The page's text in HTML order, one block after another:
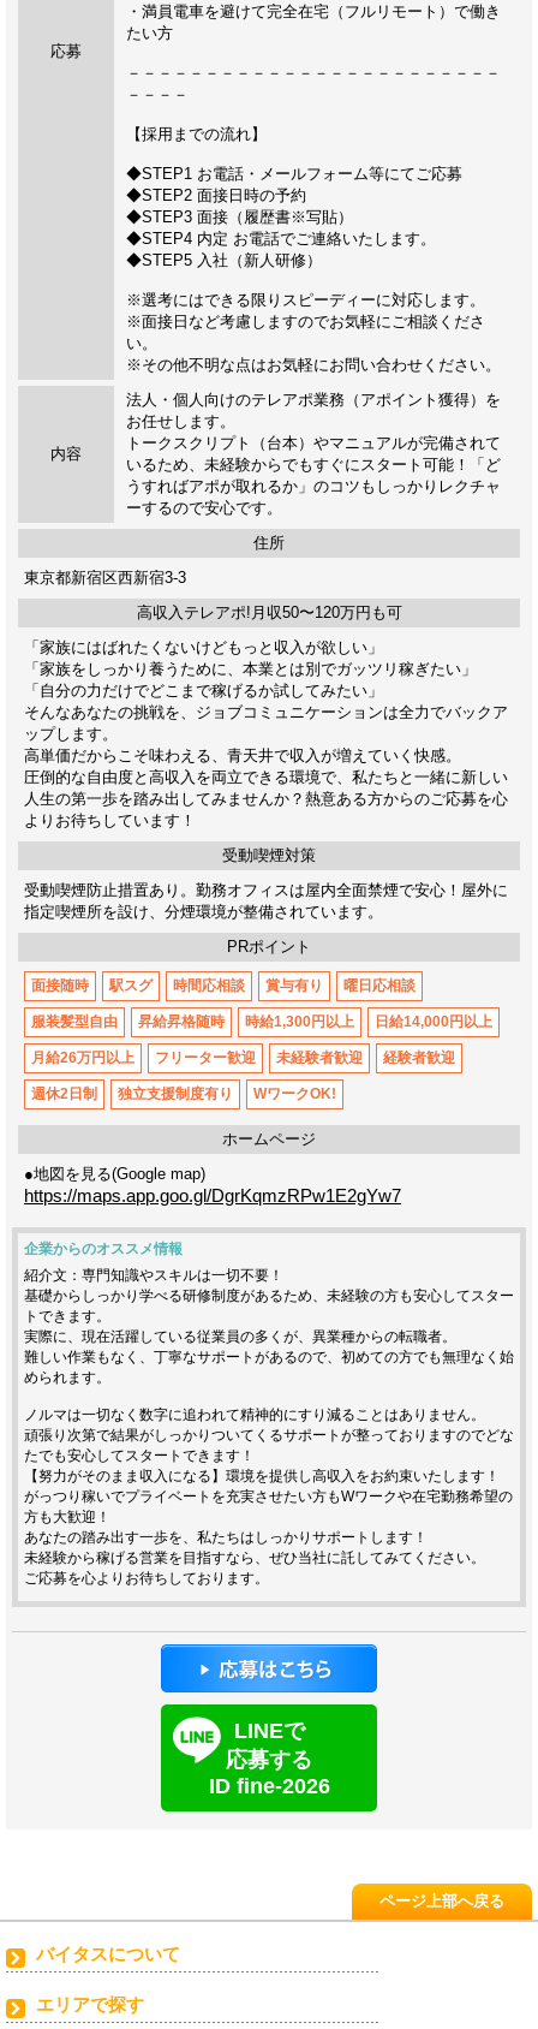
応募
・満員電車を避けて完全在宅（フルリモート）で働き
たい方
－－－－－－－－－－－－－－－－－－－－－－－－
－－－－
【採用までの流れ】
◆STEP1 お電話・メールフォーム等にてご応募
◆STEP2 面接日時の予約
◆STEP3 面接（履歴書※写貼）
◆STEP4 内定 お電話でご連絡いたします。
◆STEP5 入社（新人研修）
※選考にはできる限りスピーディーに対応します。
※面接日など考慮しますのでお気軽にご相談くださ
い。
※その他不明な点はお気軽にお問い合わせください。
内容
法人・個人向けのテレアポ業務（アポイント獲得）を
お任せします。
トークスクリプト（台本）やマニュアルが完備されて
いるため、未経験からでもすぐにスタート可能！「ど
うすればアポが取れるか」のコツもしっかりレクチャ
ーするので安心です。
住所
東京都新宿区西新宿3-3
高収入テレアポ!月収50〜120万円も可
「家族にはばれたくないけどもっと収入が欲しい」
「家族をしっかり養うために、本業とは別でガッツリ稼ぎたい」
「自分の力だけでどこまで稼げるか試してみたい」
そんなあなたの挑戦を、ジョブコミュニケーションは全力でバックア
ップします。
高単価だからこそ味わえる、青天井で収入が増えていく快感。
圧倒的な自由度と高収入を両立できる環境で、私たちと一緒に新しい
人生の第一歩を踏み出してみませんか？熱意ある方からのご応募を心
よりお待ちしています！
受動喫煙対策
受動喫煙防止措置あり。勤務オフィスは屋内全面禁煙で安心！屋外に
指定喫煙所を設け、分煙環境が整備されています。
PRポイント
面接随時 駅スグ 時間応相談 賞与有り 曜日応相談
服装髪型自由 昇給昇格随時 時給1,300円以上 日給14,000円以上
月給26万円以上 フリーター歓迎 未経験者歓迎 経験者歓迎
週休2日制 独立支援制度有り WワークOK!
ホームページ
●地図を見る(Google map)
https://maps.app.goo.gl/DgrKqmzRPw1E2gYw7
企業からのオススメ情報
紹介文：専門知識やスキルは一切不要！
基礎からしっかり学べる研修制度があるため、未経験の方も安心してスター
トできます。
実際に、現在活躍している従業員の多くが、異業種からの転職者。
難しい作業もなく、丁寧なサポートがあるので、初めての方でも無理なく始
められます。
ノルマは一切なく数字に追われて精神的にすり減ることはありません。
頑張り次第で結果がしっかりついてくるサポートが整っておりますのでどな
たでも安心してスタートできます！
【努力がそのまま収入になる】環境を提供し高収入をお約束いたします！
がっつり稼いでプライベートを充実させたい方もWワークや在宅勤務希望の
方も大歓迎！
あなたの踏み出す一歩を、私たちはしっかりサポートします！
未経験から稼げる営業を目指すなら、ぜひ当社に託してみてください。
ご応募を心よりお待ちしております。
LINEで
応募する
ID fine-2026
ページ上部へ戻る
バイタスについて
エリアで探す